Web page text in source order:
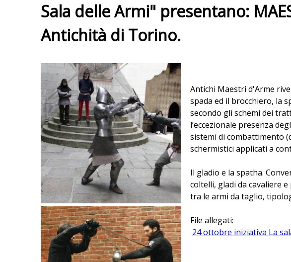
s
e
i
q
u
i
Sala delle Armi" presentano:
Antichità di Torino.
Antichi Maestri d'Arme
spada ed il brocchiero, la
secondo gli schemi dei
l’eccezionale presenza
sistemi di combattimento
schermistici applicati a
Il gladio e la spatha.
coltelli, gladi da cavaliere
tra le armi da taglio,
File allegati:
24 ottobre iniziativa La